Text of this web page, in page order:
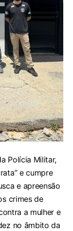
Polícia Militar,
e cumpre
e apreensão
crimes de
a mulher e
no âmbito da